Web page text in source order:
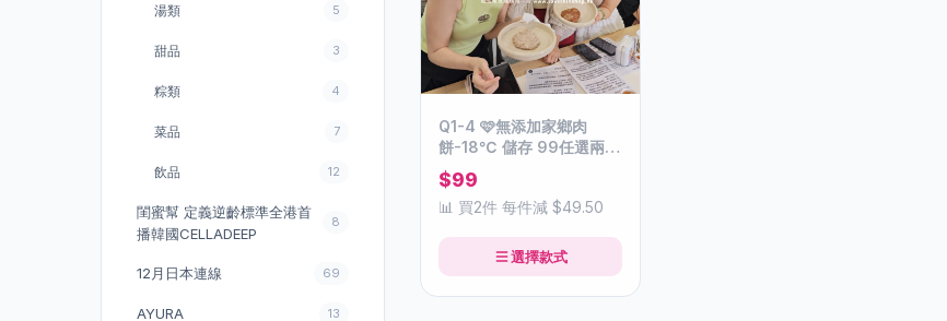
湯類 5
甜品 3
粽類 4
菜品 7
飲品 12
閨蜜幫 定義逆齡標準全港首
播韓國CELLADEEP
8
12月日本連線 69
AYURA 13
Q1-4 🩷無添加家鄉肉
餅-18℃ 儲存 99任選兩盒
👇🏻
$99
📊 買2件 每件減 $49.50
選擇款式